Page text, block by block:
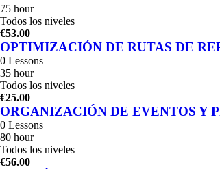
75 hour
Todos los niveles
€53.00
OPTIMIZACIÓN DE RUTAS DE
0 Lessons
35 hour
Todos los niveles
€25.00
ORGANIZACIÓN DE EVENTOS Y
0 Lessons
80 hour
Todos los niveles
€56.00